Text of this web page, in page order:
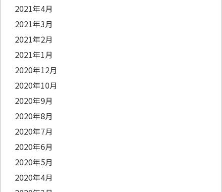
2021年4月
2021年3月
2021年2月
2021年1月
2020年12月
2020年10月
2020年9月
2020年8月
2020年7月
2020年6月
2020年5月
2020年4月